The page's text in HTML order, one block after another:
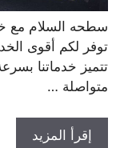
سطحه السلام مع
توفر لكم أقوى
تتميز خدماتنا بسرعة
متواصلة …
إقرأ المزيد